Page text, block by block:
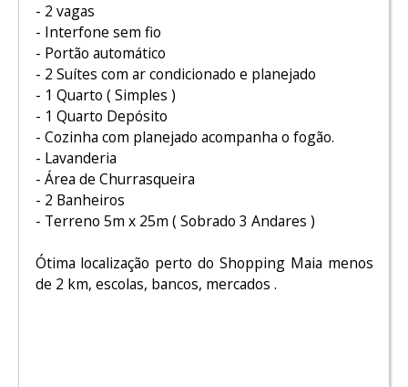
- 2 vagas
- Interfone sem fio
- Portão automático
- 2 Suítes com ar condicionado e planejado
- 1 Quarto ( Simples )
- 1 Quarto Depósito
- Cozinha com planejado acompanha o fogão.
- Lavanderia
- Área de Churrasqueira
- 2 Banheiros
- Terreno 5m x 25m ( Sobrado 3 Andares )
Ótima localização perto do Shopping Maia menos
de 2 km, escolas, bancos, mercados .